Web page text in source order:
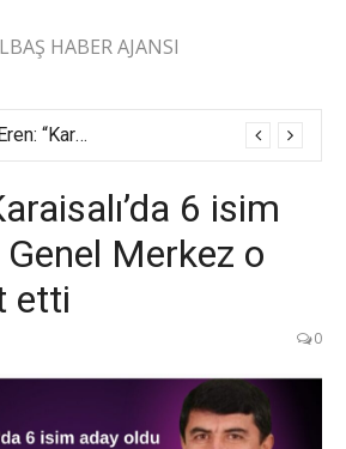
HABER AJANSI
Meclis Üyesi Eren: “Karaisalı yolunda 2 ay geçti, şerit çizgisi bile çekilmedi”
6 isim
Merkez o
etti
0